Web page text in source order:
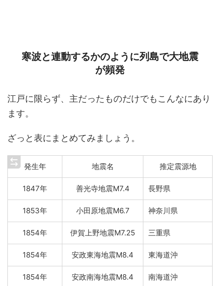
寒波と連動するかのように列島で大地震
が頻発
江戸に限らず、主だったものだけでもこんなにあり
ます。
ざっと表にまとめてみましょう。
発生年 地震名 推定震源地
1847年 善光寺地震M7.4 長野県
1853年 小田原地震M6.7 神奈川県
1854年 伊賀上野地震M7.25 三重県
1854年 安政東海地震M8.4 東海道沖
1854年 安政南海地震M8.4 南海道沖